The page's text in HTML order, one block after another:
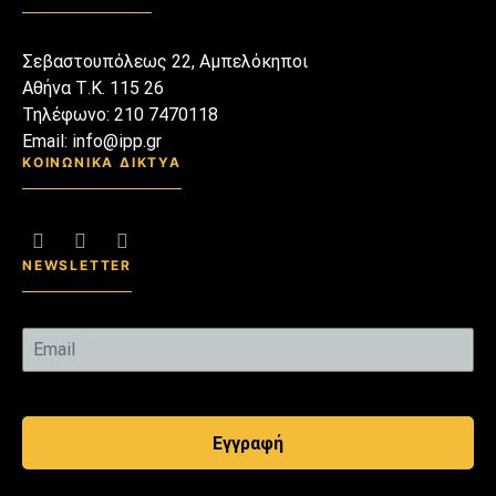
μόνο να λαχταρούμε και να
Σεβαστουπόλεως 22, Αμπελόκηποι
Αθήνα Τ.Κ. 115 26
Τηλέφωνο: 210 7470118
Email: info@ipp.gr
ΚΟΙΝΩΝΙΚΑ ΔΙΚΤΥΑ
NEWSLETTER
Εγγραφή